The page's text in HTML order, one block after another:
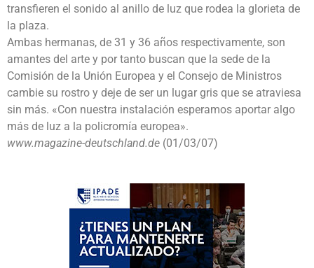
transfieren el sonido al anillo de luz que rodea la glorieta de
la plaza.
Ambas hermanas, de 31 y 36 años respectivamente, son
amantes del arte y por tanto buscan que la sede de la
Comisión de la Unión Europea y el Consejo de Ministros
cambie su rostro y deje de ser un lugar gris que se atraviesa
sin más. «Con nuestra instalación esperamos aportar algo
más de luz a la policromía europea».
www.magazine-deutschland.de (01/03/07)